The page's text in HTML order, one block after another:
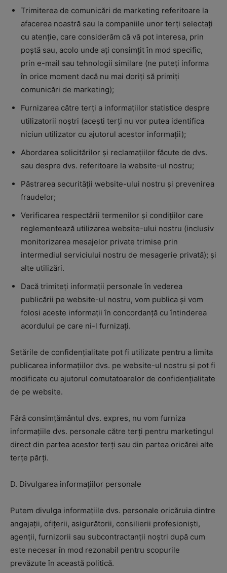
Trimiterea de comunicări de marketing referitoare la
afacerea noastră sau la companiile unor terți selectați
cu atenție, care considerăm că vă pot interesa, prin
poștă sau, acolo unde ați consimțit în mod specific,
prin e-mail sau tehnologii similare (ne puteți informa
în orice moment dacă nu mai doriți să primiți
comunicări de marketing);
Furnizarea către terți a informațiilor statistice despre
utilizatorii noștri (acești terți nu vor putea identifica
niciun utilizator cu ajutorul acestor informații);
Abordarea solicitărilor și reclamațiilor făcute de dvs.
sau despre dvs. referitoare la website-ul nostru;
Păstrarea securității website-ului nostru și prevenirea
fraudelor;
Verificarea respectării termenilor și condițiilor care
reglementează utilizarea website-ului nostru (inclusiv
monitorizarea mesajelor private trimise prin
intermediul serviciului nostru de mesagerie privată); și
alte utilizări.
Dacă trimiteți informații personale în vederea
publicării pe website-ul nostru, vom publica și vom
folosi aceste informații în concordanță cu întinderea
acordului pe care ni-l furnizați.
Setările de confidențialitate pot fi utilizate pentru a limita
publicarea informațiilor dvs. pe website-ul nostru și pot fi
modificate cu ajutorul comutatoarelor de confidențialitate
de pe website.
Fără consimțământul dvs. expres, nu vom furniza
informațiile dvs. personale către terți pentru marketingul
direct din partea acestor terți sau din partea oricărei alte
terțe părți.
D. Divulgarea informațiilor personale
Putem divulga informațiile dvs. personale oricăruia dintre
angajații, ofițerii, asigurătorii, consilierii profesioniști,
agenții, furnizorii sau subcontractanții noștri după cum
este necesar în mod rezonabil pentru scopurile
prevăzute în această politică.